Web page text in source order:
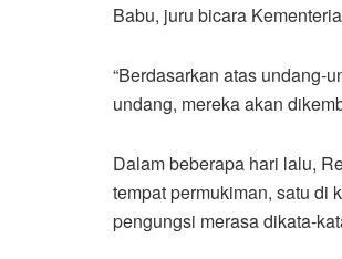
Babu, juru bicara
“Berdasarkan atas undang-
undang, mereka akan
Dalam beberapa hari lalu,
tempat permukiman, satu di
pengungsi merasa dikata-